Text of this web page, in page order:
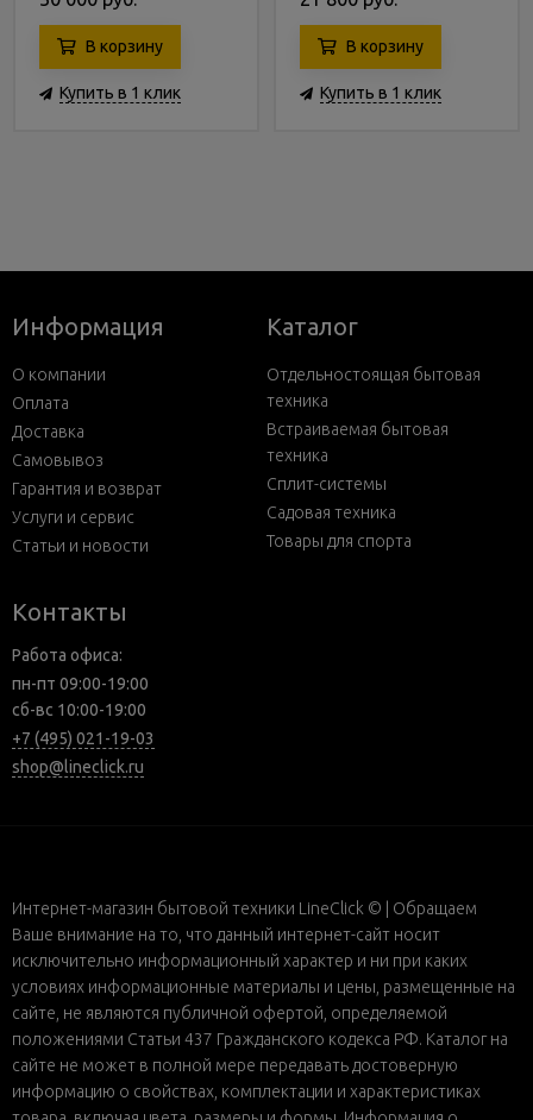
В корзину
Купить в 1 клик
В корзину
Купить в 1 клик
Информация
О компании
Оплата
Доставка
Самовывоз
Гарантия и возврат
Услуги и сервис
Статьи и новости
Каталог
Отдельностоящая бытовая
техника
Встраиваемая бытовая
техника
Сплит-системы
Садовая техника
Товары для спорта
Контакты
Работа офиса:
пн-пт 09:00-19:00
сб-вс 10:00-19:00
+7 (495) 021-19-03
shop@lineclick.ru
Интернет-магазин бытовой техники LineClick © | Обращаем
Ваше внимание на то, что данный интернет-сайт носит
исключительно информационный характер и ни при каких
условиях информационные материалы и цены, размещенные на
сайте, не являются публичной офертой, определяемой
положениями Статьи 437 Гражданского кодекса РФ. Каталог на
сайте не может в полной мере передавать достоверную
информацию о свойствах, комплектации и характеристиках